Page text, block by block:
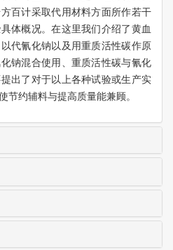
百计采取代用材料方面所作若干
体概况。在这里我们介绍了黄血
代氰化钠以及用重质活性碳作原
钠混合使用、重质活性碳与氰化
出了对于以上各种试验或生产实
节约辅料与提高质量能兼顾。